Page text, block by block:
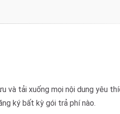
tải xuống mọi nội dung yêu
ký bất kỳ gói trả phí nào.